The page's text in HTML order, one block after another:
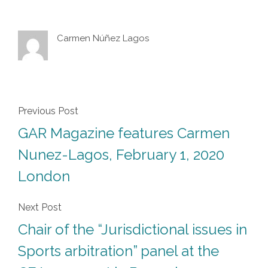
Carmen Núñez Lagos
Previous Post
GAR Magazine features Carmen
Nunez-Lagos, February 1, 2020
London
Next Post
Chair of the “Jurisdictional issues in
Sports arbitration” panel at the